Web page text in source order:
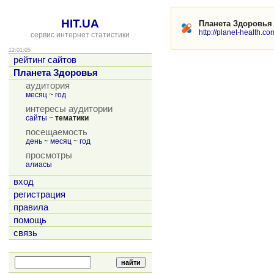
HIT.UA
сервис интернет статистики
12:01:05
рейтинг сайтов
Планета Здоровья
аудитория
месяц ~ год
интересы аудитории
сайты ~ тематики
посещаемость
день ~ месяц ~ год
просмотры
алиасы
вход
регистрация
правила
помощь
связь
Планета Здоровья
http://planet-